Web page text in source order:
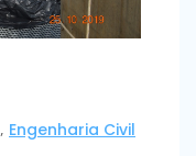
, Engenharia Civil